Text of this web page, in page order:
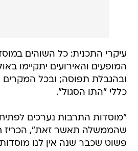
עיקרי התכנית: כל השוהים
המופעים והאירועים יתקיימו
ובהגבלת תפוסה; ובכל
כללי "התו הסגול".
"מוסדות התרבות נערכים
שהממשלה תאשר זאת", הכריז
פשוט שכבר שנה אין לנו